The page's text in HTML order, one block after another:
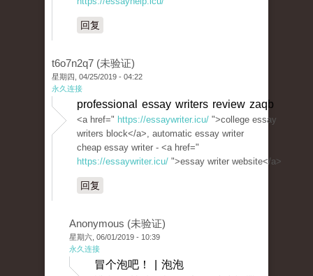
回复
t6o7n2q7 (未验证)
星期四, 04/25/2019 - 04:22
永久连接
professional essay writers review zaqb
<a href=" https://essaywriter.icu/ ">college essay
writers block</a>, automatic essay writer
cheap essay writer - <a href="
https://essaywriter.icu/ ">essay writer website</a>
回复
Anonymous (未验证)
星期六, 06/01/2019 - 10:39
永久连接
冒个泡吧！ | 泡泡